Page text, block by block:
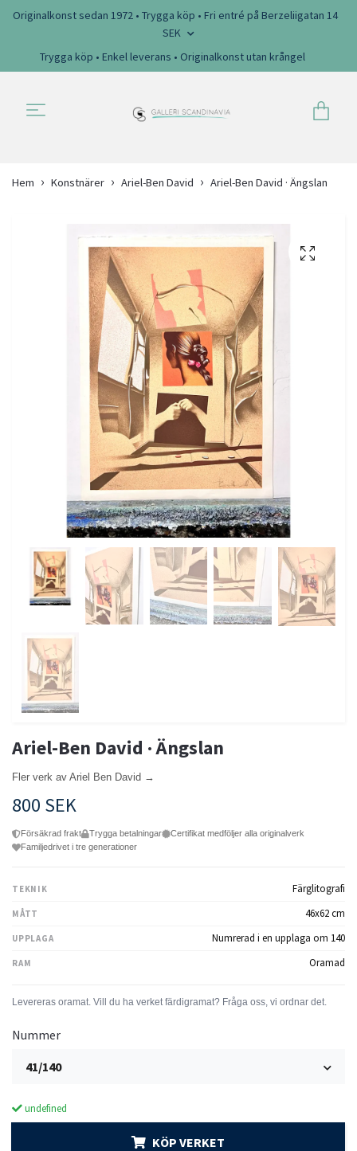
Originalkonst sedan 1972 • Trygga köp • Fri entré på Berzeliigatan 14
SEK
Trygga köp • Enkel leverans • Originalkonst utan krångel
Hem Konstnärer Ariel-Ben David Ariel-Ben David · Ängslan
Ariel-Ben David · Ängslan
Fler verk av Ariel Ben David →
800 SEK
Försäkrad frakt Trygga betalningar
Certifikat medföljer alla originalverk
Familjedrivet i tre generationer
TEKNIK Färglitografi
MÅTT 46x62 cm
UPPLAGA Numrerad i en upplaga om 140
RAM Oramad
Nummer
41/140
undefined
KÖP VERKET